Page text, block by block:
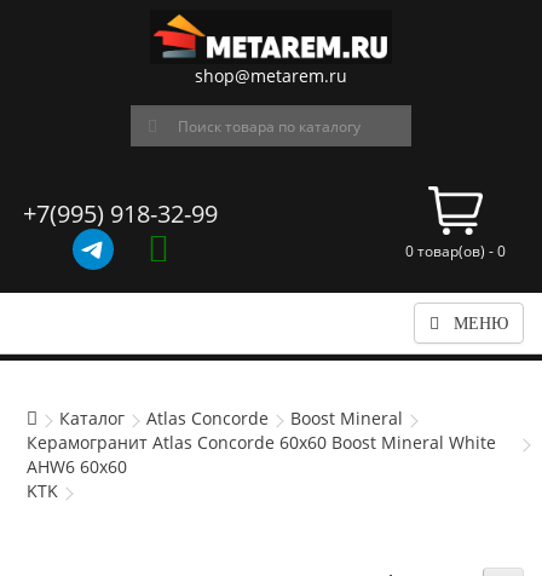
shop@metarem.ru
+7(995) 918-32-99
0 товар(ов) - 0
МЕНЮ
Каталог Atlas Concorde
Boost Mineral
Керамогранит Atlas Concorde 60x60 Boost Mineral White
AHW6 60x60
KTK